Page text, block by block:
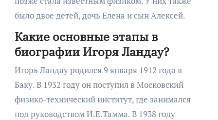
было двое детей, дочь Елена и сын Алексей.
Какие основные этапы в
биографии Игоря Ландау?
Игорь Ландау родился 9 января 1912 года в
Баку. В 1932 году он поступил в Московский
физико-технический институт, где занимался
под руководством И.Е.Тамма. В 1938 году